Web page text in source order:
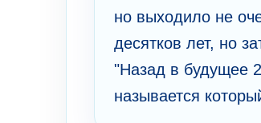
но выходило не
десятков лет, но
"Назад в будущее
называется